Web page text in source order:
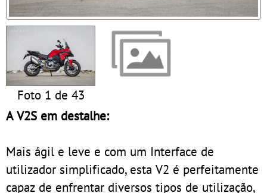
Foto 1 de 43
A V2S em destalhe:
Mais ágil e leve e com um Interface de
utilizador simplificado, esta V2 é perfeitamente
capaz de enfrentar diversos tipos de utilização,